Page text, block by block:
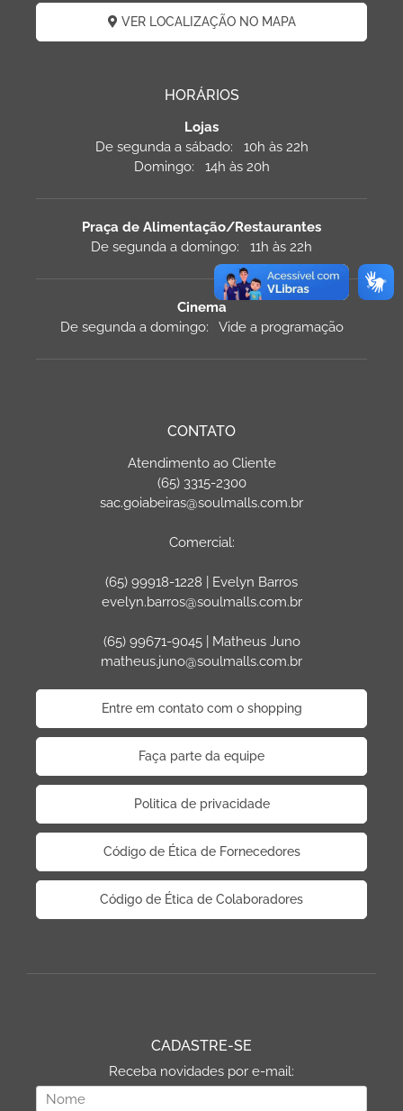
VER LOCALIZAÇÃO NO MAPA
HORÁRIOS
Lojas
De segunda a sábado: 10h às 22h
Domingo: 14h às 20h
Praça de Alimentação/Restaurantes
De segunda a domingo: 11h às 22h
Cinema
De segunda a domingo: Vide a programação
CONTATO
Atendimento ao Cliente
(65) 3315-2300
sac.goiabeiras@soulmalls.com.br
Comercial:
(65) 99918-1228 | Evelyn Barros
evelyn.barros@soulmalls.com.br
(65) 99671-9045 | Matheus Juno
matheus.juno@soulmalls.com.br
Entre em contato com o shopping
Faça parte da equipe
Politica de privacidade
Código de Ética de Fornecedores
Código de Ética de Colaboradores
CADASTRE-SE
Receba novidades por e-mail: